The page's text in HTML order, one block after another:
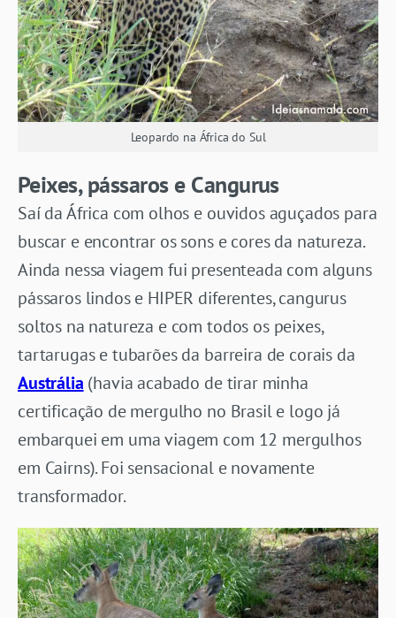
Leopardo na África do Sul
Peixes, pássaros e Cangurus
Saí da África com olhos e ouvidos aguçados para
buscar e encontrar os sons e cores da natureza.
Ainda nessa viagem fui presenteada com alguns
pássaros lindos e HIPER diferentes, cangurus
soltos na natureza e com todos os peixes,
tartarugas e tubarões da barreira de corais da
Austrália (havia acabado de tirar minha
certificação de mergulho no Brasil e logo já
embarquei em uma viagem com 12 mergulhos
em Cairns). Foi sensacional e novamente
transformador.